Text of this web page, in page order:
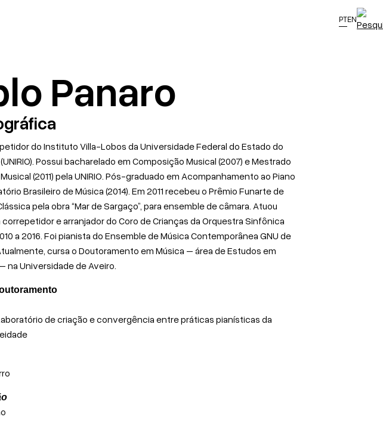
PTEN
Panaro
do Instituto Villa-Lobos da Universidade Federal do Estado do
Possui bacharelado em Composição Musical (2007) e Mestrado
(2011) pela UNIRIO. Pós-graduado em Acompanhamento ao Piano
Brasileiro de Música (2014). Em 2011 recebeu o Prêmio Funarte de
pela obra “Mar de Sargaço”, para ensemble de câmara. Atuou
e arranjador do Coro de Crianças da Orquestra Sinfônica
a 2016. Foi pianista do Ensemble de Música Contemporânea GNU de
cursa o Doutoramento em Música – área de Estudos em
na Universidade de Aveiro.
de criação e convergência entre práticas pianísticas da